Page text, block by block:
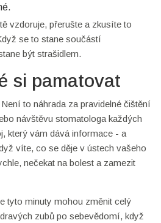
vzdoruje, přerušte a zkusíte to
se to stane součástí
být strašidlem.
si pamatovat
to náhrada za pravidelné čištění
návštěvu stomatologa každých
který vám dává informace - a
víte, co se děje v ústech vašeho
nečekat na bolest a zamezit
tyto minuty mohou změnit celý
zubů po sebevědomí, když